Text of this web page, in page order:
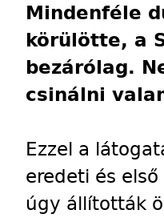
Mindenféle
körülötte, a
bezárólag.
csinálni
Ezzel a
eredeti és
úgy állították